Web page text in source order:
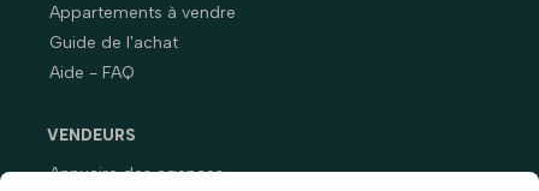
Appartements à vendre
Guide de l'achat
Aide - FAQ
VENDEURS
Annuaire des agences